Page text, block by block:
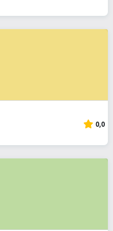
0,0